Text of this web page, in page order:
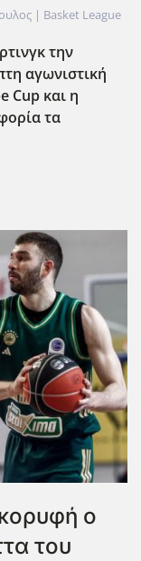
| Basket League
την
αγωνιστική
Cup και η
τα
ο
του